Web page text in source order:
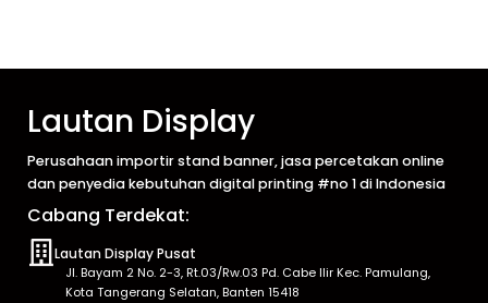
Lautan Display
Perusahaan importir stand banner, jasa percetakan online
dan penyedia kebutuhan digital printing #no 1 di Indonesia
Cabang Terdekat:
Lautan Display Pusat
Jl. Bayam 2 No. 2-3, Rt.03/Rw.03 Pd. Cabe Ilir Kec. Pamulang,
Kota Tangerang Selatan, Banten 15418